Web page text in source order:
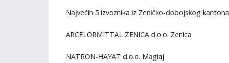
Najvećih 5 izvoznika iz Zeničko-dobojskog kantona
ARCELORMITTAL ZENICA d.o.o. Zenica
NATRON-HAYAT d.o.o. Maglaj